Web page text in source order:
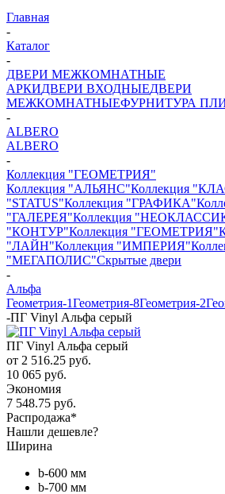
Главная
-
Каталог
-
ДВЕРИ МЕЖКОМНАТНЫЕ
АРКИДВЕРИ ВХОДНЫЕДВЕРИ
МЕЖКОМНАТНЫЕФУРНИТУРА
-
ALBERO
ALBERO
-
Коллекция "ГЕОМЕТРИЯ"
Коллекция "АЛЬЯНС"Коллекция
"STATUS"Коллекция "ГРАФИКА"
"ГАЛЕРЕЯ"Коллекция
"КОНТУР"Коллекция "ГЕОМЕТРИЯ"
"ЛАЙН"Коллекция "ИМПЕРИЯ"
"МЕГАПОЛИС"Скрытые двери
-
Альфа
Геометрия-1Геометрия-8Геометрия-2
-ПГ Vinyl Альфа серый
ПГ Vinyl Альфа серый
от 2 516.25 руб.
10 065 руб.
Экономия
7 548.75 руб.
Распродажа*
Нашли дешевле?
Ширина
b-600 мм
b-700 мм